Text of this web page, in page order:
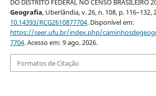
DO DISTRITO FEDERAL NO CENSO BRASILEIRO
Geografia, Uberlândia, v. 26, n. 108, p. 116–132,
10.14393/RCG2610877704. Disponível em:
https://seer.ufu.br/index.php/
7704. Acesso em: 9 ago. 2026.
Formatos de Citação